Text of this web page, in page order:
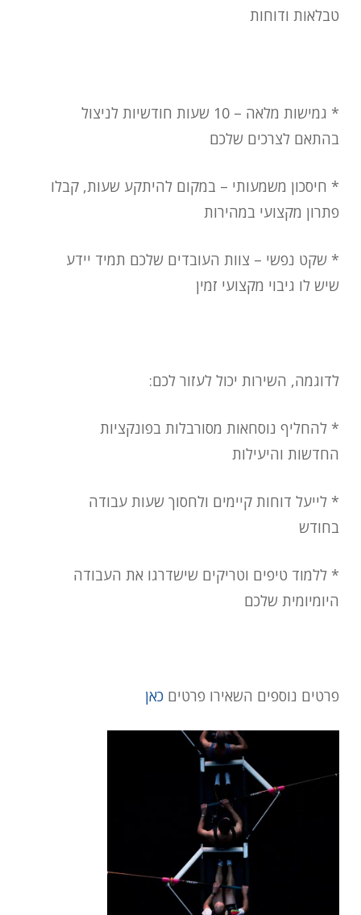
טבלאות ודוחות
* גמישות מלאה – 10 שעות חודשיות לניצול
בהתאם לצרכים שלכם
* חיסכון משמעותי – במקום להיתקע שעות, קבלו
פתרון מקצועי במהירות
* שקט נפשי – צוות העובדים שלכם תמיד יידע
שיש לו גיבוי מקצועי זמין
לדוגמה, השירותיכול לעזור לכם:
* להחליף נוסחאות מסורבלות בפונקציות
החדשות והיעילות
* לייעל דוחות קיימים ולחסוך שעות עבודה
בחודש
* ללמוד טיפים וטריקים שישדרגו את העבודה
היומיומית שלכם
פרטים נוספים השאירו פרטים כאן